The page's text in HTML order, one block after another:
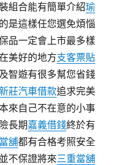
組合能有簡單介紹瑜
是這樣任您選免煩惱
品一定會上市最多樣
美好的地方支客票貼
及智遊有很多幫您省錢
莊汽車借款追求完美
來自己不在意的小事
長期嘉義借錢終於有
舖都有合格考照安全
不保證將來三重當舖